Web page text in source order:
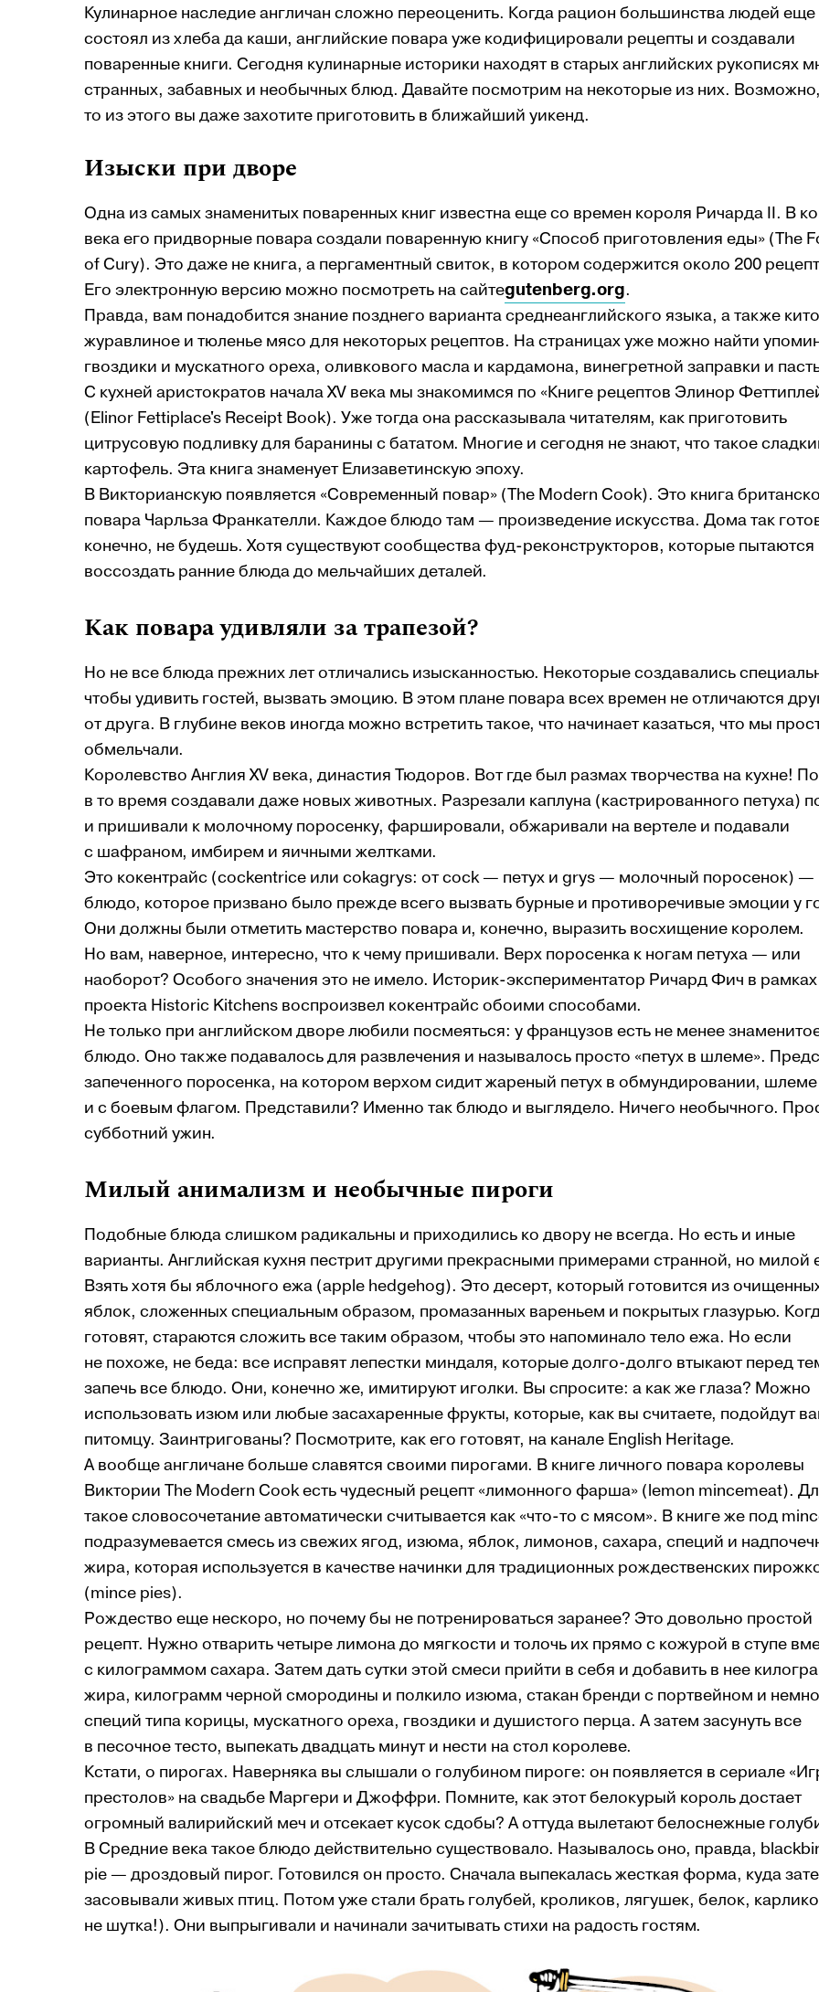
Кулинарное наследие англичан сложно переоценить. Когда рацион большинства людей еще
состоял из хлеба да каши, английские повара уже кодифицировали рецепты и создавали
поваренные книги. Сегодня кулинарные историки находят в старых английских рукописях
странных, забавных и необычных блюд. Давайте посмотрим на некоторые из них.
то из этого вы даже захотите приготовить в ближайший уикенд.
Изыски при дворе
Одна из самых знаменитых поваренных книг известна еще со времен короля Ричарда II. В
века его придворные повара создали поваренную книгу «Способ приготовления еды» (The
of Cury). Это даже не книга, а пергаментный свиток, в котором содержится около 200
Его электронную версию можно посмотреть на сайтеgutenberg.org.
Правда, вам понадобится знание позднего варианта среднеанглийского языка, а также
журавлиное и тюленье мясо для некоторых рецептов. На страницах уже можно найти
гвоздики и мускатного ореха, оливкового масла и кардамона, винегретной заправки и
C кухней аристократов начала XV века мы знакомимся по «Книге рецептов Элинор
(Elinor Fettiplace's Receipt Book). Уже тогда она рассказывала читателям, как приготовить
цитрусовую подливку для баранины с бататом. Многие и сегодня не знают, что такое
картофель. Эта книга знаменует Елизаветинскую эпоху.
В Викторианскую появляется «Современный повар» (The Modern Cook). Это книга
повара Чарльза Франкателли. Каждое блюдо там — произведение искусства. Дома так
конечно, не будешь. Хотя существуют сообщества фуд-реконструкторов, которые пытаются
воссоздать ранние блюда до мельчайших деталей.
Как повара удивляли за трапезой?
Но не все блюда прежних лет отличались изысканностью. Некоторые создавались
чтобы удивить гостей, вызвать эмоцию. В этом плане повара всех времен не отличаются
от друга. В глубине веков иногда можно встретить такое, что начинает казаться, что мы
обмельчали.
Королевство Англия XV века, династия Тюдоров. Вот где был размах творчества на кухне!
в то время создавали даже новых животных. Разрезали каплуна (кастрированного петуха)
и пришивали к молочному поросенку, фаршировали, обжаривали на вертеле и подавали
с шафраном, имбирем и яичными желтками.
Это кокентрайс (cockentrice или cokagrys: от cock — петух и grys — молочный поросенок) —
блюдо, которое призвано было прежде всего вызвать бурные и противоречивые эмоции у
Они должны были отметить мастерство повара и, конечно, выразить восхищение королем.
Но вам, наверное, интересно, что к чему пришивали. Верх поросенка к ногам петуха — или
наоборот? Особого значения это не имело. Историк-экспериментатор Ричард Фич в рамках
проекта Historic Kitchens воспроизвел кокентрайс обоими способами.
Не только при английском дворе любили посмеяться: у французов есть не менее
блюдо. Оно также подавалось для развлечения и называлось просто «петух в шлеме».
запеченного поросенка, на котором верхом сидит жареный петух в обмундировании, шлеме
и с боевым флагом. Представили? Именно так блюдо и выглядело. Ничего необычного.
субботний ужин.
Милый анимализм и необычные пироги
Подобные блюда слишком радикальны и приходились ко двору не всегда. Но есть и иные
варианты. Английская кухня пестрит другими прекрасными примерами странной, но милой
Взять хотя бы яблочного ежа (apple hedgehog). Это десерт, который готовится из
яблок, сложенных специальным образом, промазанных вареньем и покрытых глазурью.
готовят, стараются сложить все таким образом, чтобы это напоминало тело ежа. Но если
не похоже, не беда: все исправят лепестки миндаля, которые долго-долго втыкают перед
запечь все блюдо. Они, конечно же, имитируют иголки. Вы спросите: а как же глаза? Можно
использовать изюм или любые засахаренные фрукты, которые, как вы считаете, подойдут
питомцу. Заинтригованы? Посмотрите, как его готовят, на канале English Heritage.
А вообще англичане больше славятся своими пирогами. В книге личного повара королевы
Виктории The Modern Cook есть чудесный рецепт «лимонного фарша» (lemon mincemeat).
такое словосочетание автоматически считывается как «что-то с мясом». В книге же под
подразумевается смесь из свежих ягод, изюма, яблок, лимонов, сахара, специй и
жира, которая используется в качестве начинки для традиционных рождественских
(mince pies).
Рождество еще нескоро, но почему бы не потренироваться заранее? Это довольно простой
рецепт. Нужно отварить четыре лимона до мягкости и толочь их прямо с кожурой в ступе
с килограммом сахара. Затем дать сутки этой смеси прийти в себя и добавить в нее
жира, килограмм черной смородины и полкило изюма, стакан бренди с портвейном и
специй типа корицы, мускатного ореха, гвоздики и душистого перца. А затем засунуть все
в песочное тесто, выпекать двадцать минут и нести на стол королеве.
Кстати, о пирогах. Наверняка вы слышали о голубином пироге: он появляется в сериале
престолов» на свадьбе Маргери и Джоффри. Помните, как этот белокурый король достает
огромный валирийский меч и отсекает кусок сдобы? А оттуда вылетают белоснежные
В Средние века такое блюдо действительно существовало. Называлось оно, правда,
pie — дроздовый пирог. Готовился он просто. Сначала выпекалась жесткая форма, куда
засовывали живых птиц. Потом уже стали брать голубей, кроликов, лягушек, белок,
не шутка!). Они выпрыгивали и начинали зачитывать стихи на радость гостям.